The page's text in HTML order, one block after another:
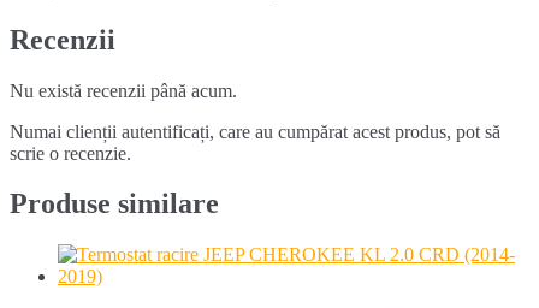
Recenzii
Nu există recenzii până acum.
Numai clienții autentificați, care au cumpărat acest produs, pot să
scrie o recenzie.
Produse similare